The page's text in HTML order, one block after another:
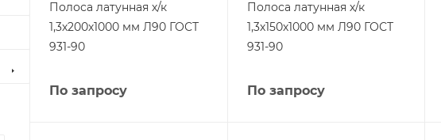
Полоса латунная х/к
1,3х200х1000 мм Л90 ГОСТ
931-90
По запросу
Полоса латунная х/к
1,3х150х1000 мм Л90 ГОСТ
931-90
По запросу